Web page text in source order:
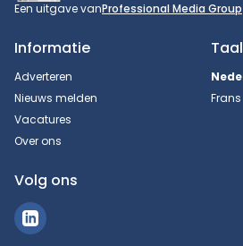
Een uitgave vanProfessional Media Group
Informatie
Adverteren
Nieuws melden
Vacatures
Over ons
Taal
Frans
Volg ons